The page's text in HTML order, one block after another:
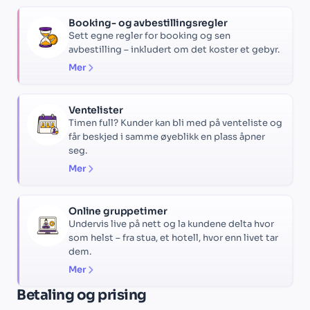
Booking- og avbestillingsregler
Sett egne regler for booking og sen
avbestilling – inkludert om det koster et gebyr.
Mer
Ventelister
Timen full? Kunder kan bli med på venteliste og
får beskjed i samme øyeblikk en plass åpner
seg.
Mer
Online gruppetimer
Undervis live på nett og la kundene delta hvor
som helst – fra stua, et hotell, hvor enn livet tar
dem.
Mer
Betaling og prising